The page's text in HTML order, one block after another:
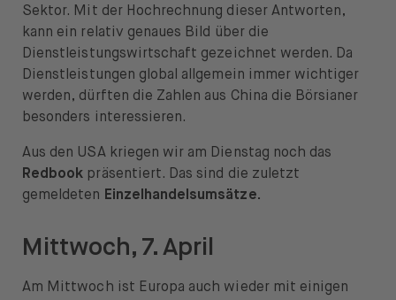
Sektor. Mit der Hochrechnung dieser Antworten,
kann ein relativ genaues Bild über die
Dienstleistungswirtschaft gezeichnet werden. Da
Dienstleistungen global allgemein immer wichtiger
werden, dürften die Zahlen aus China die Börsianer
besonders interessieren.
Aus den USA kriegen wir am Dienstag noch das
Redbook präsentiert. Das sind die zuletzt
gemeldeten Einzelhandelsumsätze.
Mittwoch, 7. April
Am Mittwoch ist Europa auch wieder mit einigen